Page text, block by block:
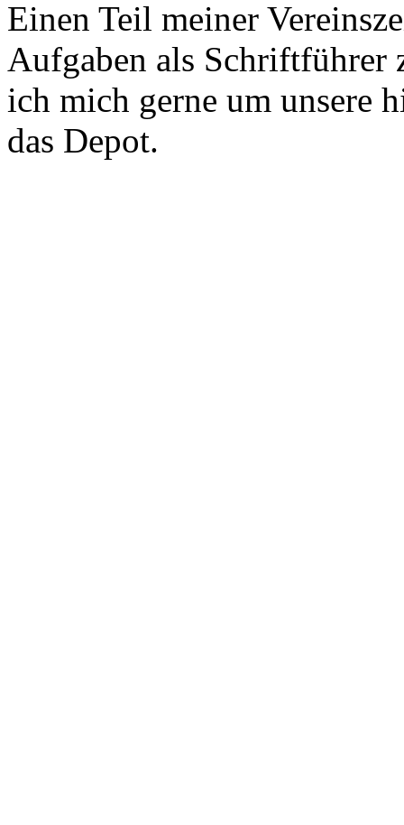
Einen Teil meiner
Aufgaben als Schriftführer
ich mich gerne um unsere
das Depot.